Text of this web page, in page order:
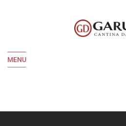
MENU